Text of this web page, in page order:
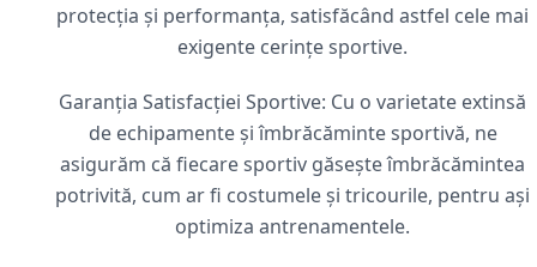
protecția și performanța, satisfăcând astfel cele mai
exigente cerințe sportive.
Garanția Satisfacției Sportive: Cu o varietate extinsă
de echipamente și îmbrăcăminte sportivă, ne
asigurăm că fiecare sportiv găsește îmbrăcămintea
potrivită, cum ar fi costumele și tricourile, pentru ași
optimiza antrenamentele.